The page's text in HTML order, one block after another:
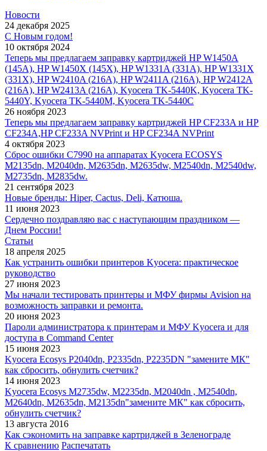
Новости
24 декабря 2025
С Новым годом!
10 октября 2024
Теперь мы предлагаем заправку картриджей HP W1450A
(145A), HP W1450X (145X), HP W1331A (331A), HP W1331X
(331X), HP W2410A (216A), HP W2411A (216A), HP W2412A
(216A), HP W2413A (216A), Kyocera TK-5440K, Kyocera TK-
5440Y, Kyocera TK-5440M, Kyocera TK-5440C
26 ноября 2023
Теперь мы предлагаем заправку картриджей HP CF233A и HP
CF234A,HP CF233A NVPrint и HP CF234A NVPrint
4 октября 2023
Сброс ошибки С7990 на аппаратах Kyocera ECOSYS
M2135dn, M2040dn, M2635dn, M2635dw, M2540dn, M2540dw,
M2735dn, M2835dw.
21 сентября 2023
Новые бренды: Hiper, Cactus, Deli, Катюша.
11 июня 2023
Сердечно поздравляю вас с наступающим праздником —
Днем России!
Статьи
18 апреля 2025
Как устранить ошибки принтеров Kyocera: практическое
руководство
27 июня 2023
Мы начали тестировать принтеры и МФУ фирмы Avision на
возможность заправки и ремонта.
20 июня 2023
Пароли администратора к принтерам и МФУ Kyocera и для
доступа в Command Center
15 июня 2023
Kyocera Ecosys P2040dn, P2335dn, P2235DN "замените МК"
как сбросить, обнулить счетчик?
14 июня 2023
Kyocera Ecosys M2735dw, M2235dn, M2040dn , M2540dn,
M2640dn, M2635dn, M2135dn"замените МК" как сбросить,
обнулить счетчик?
13 августа 2016
Как сэкономить на заправке картриджей в Зеленограде
К сравнению Распечатать